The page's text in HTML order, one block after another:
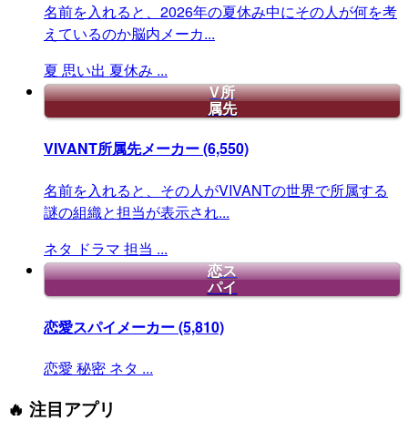
名前を入れると、2026年の夏休み中にその人が何を考
えているのか脳内メーカ...
夏 思い出 夏休み ...
V所
属先
VIVANT所属先メーカー(6,550)
名前を入れると、その人がVIVANTの世界で所属する
謎の組織と担当が表示され...
ネタ ドラマ 担当 ...
恋ス
パイ
恋愛スパイメーカー(5,810)
恋愛 秘密 ネタ ...
🔥 注目アプリ